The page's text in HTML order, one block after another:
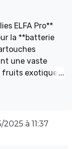
ELFA Pro**
la **batterie
une vaste
fruits exotiques
une
à 11:37